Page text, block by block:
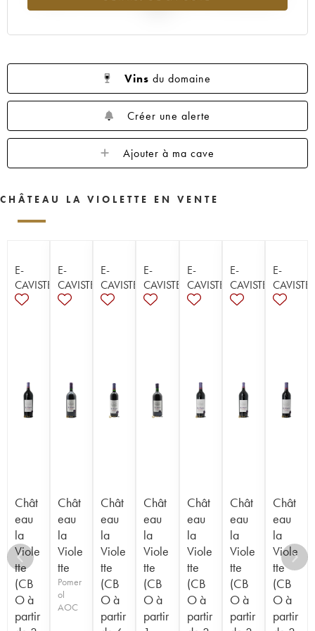
Vins du domaine
Créer une alerte
Ajouter à ma cave
CHÂTEAU LA VIOLETTE EN VENTE
E-
CAVISTE
Chât
eau
la
Viole
tte
(CB
O à
partir
E-
CAVISTE
Chât
eau
la
Viole
tte
Pomer
ol
AOC
E-
CAVISTE
Chât
eau
la
Viole
tte
(CB
O à
partir
E-
CAVISTE
Chât
eau
la
Viole
tte
(CB
O à
partir
E-
CAVISTE
Chât
eau
la
Viole
tte
(CB
O à
partir
E-
CAVISTE
Chât
eau
la
Viole
tte
(CB
O à
partir
E-
CAVISTE
Chât
eau
la
Viole
tte
(CB
O à
partir